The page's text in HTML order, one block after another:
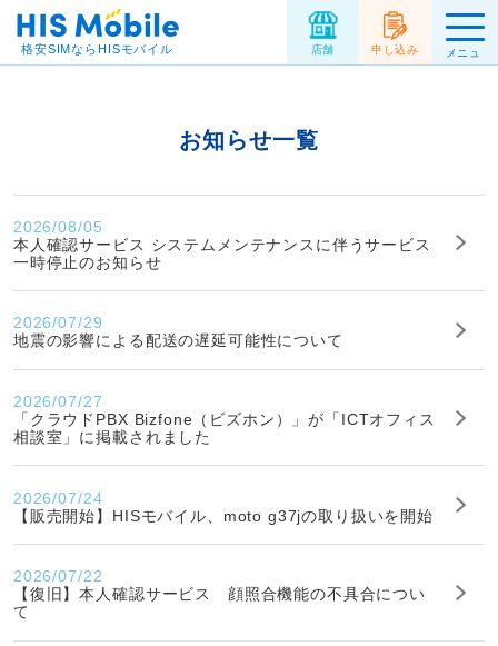
格安SIMならHISモバイル 店舗 申し込み
メニュ
ー
お知らせ一覧
2026/08/05
本人確認サービス システムメンテナンスに伴うサービス
一時停止のお知らせ
2026/07/29
地震の影響による配送の遅延可能性について
2026/07/27
「クラウドPBX Bizfone（ビズホン）」が「ICTオフィス
相談室」に掲載されました
2026/07/24
【販売開始】HISモバイル、moto g37jの取り扱いを開始
2026/07/22
【復旧】本人確認サービス 顔照合機能の不具合につい
て